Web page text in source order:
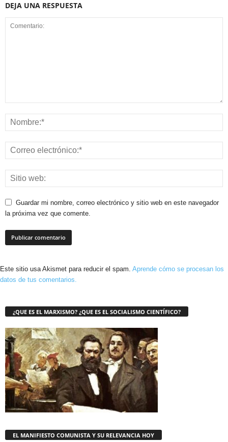
DEJA UNA RESPUESTA
Guardar mi nombre, correo electrónico y sitio web en este navegador
la próxima vez que comente.
Este sitio usa Akismet para reducir el spam. Aprende cómo se procesan los
datos de tus comentarios.
¿QUE ES EL MARXISMO? ¿QUE ES EL SOCIALISMO CIENTÍFICO?
EL MANIFIESTO COMUNISTA Y SU RELEVANCIA HOY